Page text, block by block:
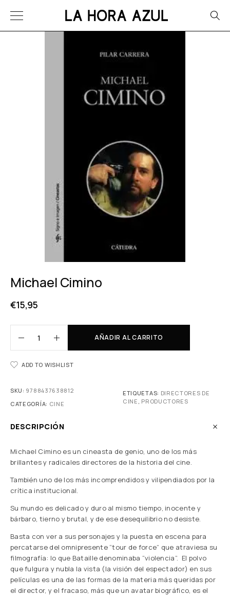
Michael Cimino
€15,95
AÑADIR AL CARRITO
ADD TO WISHLIST
SKU: 9788437638812
CATEGORÍA: CINE
ETIQUETAS: DIRECTORES DE
CINE , PRODUCTORES
DESCRIPCIÓN
Michael Cimino es un cineasta de genio, uno de los más
brillantes y radicales directores de la historia del cine.
También uno de los más incomprendidos y vilipendiados por la
crítica institucional.
Su mundo es delicado y duro al mismo tiempo, inocente y
bárbaro, tierno y brutal, y de ese desequilibrio no desiste.
Basta con ver a sus personajes y la puesta en escena para
percatarse del omnipresente “tour de force” que atraviesa su
filmografía: lo que Bataille denominaba “violencia”. El polvo
que fulgura y nubla la vista (la visión del espectador) en sus
películas es una de las formas de la materia más queridas por
el director, y el fracaso, más que un avatar biográfico, es el